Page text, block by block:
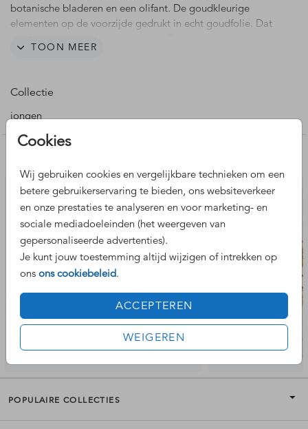
Cookies
Wij gebruiken cookies en vergelijkbare technieken om een
betere gebruikerservaring te bieden, ons websiteverkeer
en onze prestaties te analyseren en voor marketing- en
sociale mediadoeleinden (het weergeven van
gepersonaliseerde advertenties).
Je kunt jouw toestemming altijd wijzigen of intrekken op
ons ons cookiebeleid.
ACCEPTEREN
WEIGEREN
botanische bladeren en een olifant. De goudkleurige
elementen op de voorzijde gedrukt in echt goudfolie. Dat
aan te passen naar zilverfolie of roséfolie.
TOON MEER
Collectie
jongen
POPULAIRE COLLECTIES